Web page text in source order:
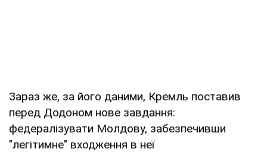
Зараз же, за його даними, Кремль поставив
перед Додоном нове завдання:
федералізувати Молдову, забезпечивши
"легітимне" входження в неї